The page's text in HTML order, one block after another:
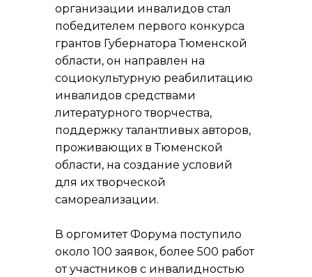
организации инвалидов стал
победителем первого конкурса
грантов Губернатора Тюменской
области, он направлен на
социокультурную реабилитацию
инвалидов средствами
литературного творчества,
поддержку талантливых авторов,
проживающих в Тюменской
области, на создание условий
для их творческой
самореализации.
В оргомитет Форума поступило
около 100 заявок, более 500 работ
от участников с инвалидностью